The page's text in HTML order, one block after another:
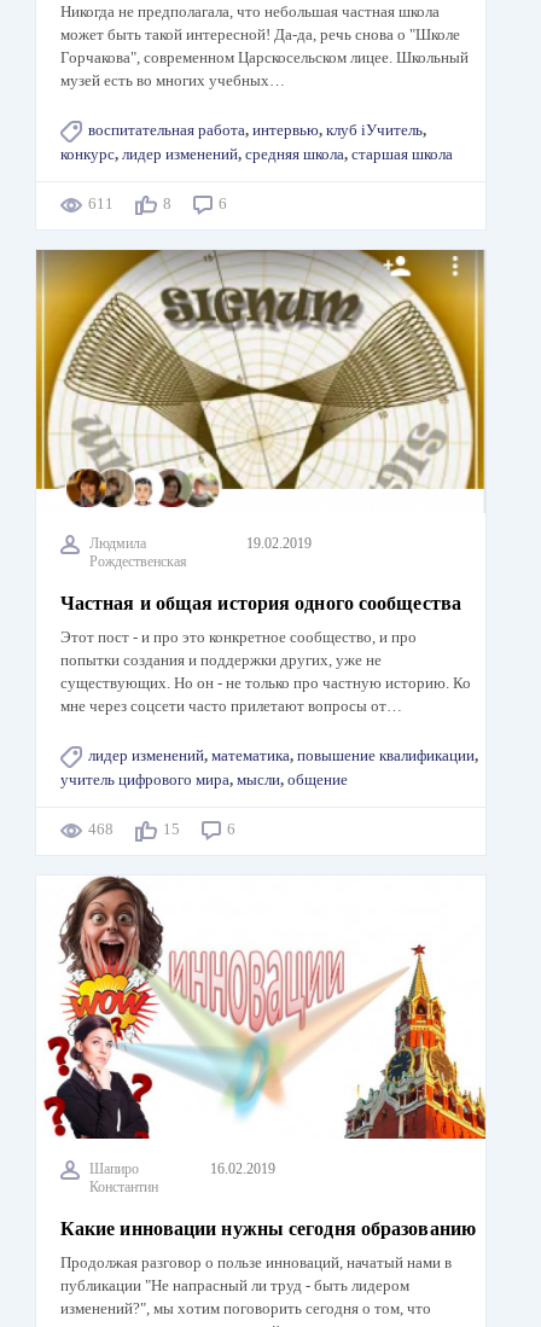
Никогда не предполагала, что небольшая частная школа
может быть такой интересной! Да-да, речь снова о "Школе
Горчакова", современном Царскосельском лицее. Школьный
музей есть во многих учебных…
воспитательная работа, интервью, клуб iУчитель,
конкурс, лидер изменений, средняя школа, старшая школа
611 8 6
Людмила
Рождественская
19.02.2019
Частная и общая история одного сообщества
Этот пост - и про это конкретное сообщество, и про
попытки создания и поддержки других, уже не
существующих. Но он - не только про частную историю. Ко
мне через соцсети часто прилетают вопросы от…
лидер изменений, математика, повышение квалификации,
учитель цифрового мира, мысли, общение
468 15 6
Шапиро
Константин
16.02.2019
Какие инновации нужны сегодня образованию
Продолжая разговор о пользе инноваций, начатый нами в
публикации "Не напрасный ли труд - быть лидером
изменений?", мы хотим поговорить сегодня о том, что